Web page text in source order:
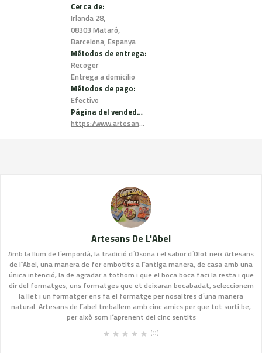
Cerca de:
Irlanda 28,
08303 Mataró,
Barcelona, Espanya
Métodos de entrega:
Recoger
Entrega a domicilio
Métodos de pago:
Efectivo
Página del vendedor:
https://www.artesansdelabel.com
Artesans De L'Abel
Amb la llum de l´empordà, la tradició d´Osona i el sabor d´Olot neix Artesans
de l´Abel, una manera de fer embotits a l´antiga manera, de casa amb una
única intenció, la de agradar a tothom i que el boca boca faci la resta i que
dir del formatges, uns formatges que et deixaran bocabadat, seleccionem
la llet i un formatger ens fa el formatge per nosaltres d´una manera
natural. Artesans de l´abel treballem amb cinc amics per que tot surti be,
per això som l´aprenent del cinc sentits
(0)